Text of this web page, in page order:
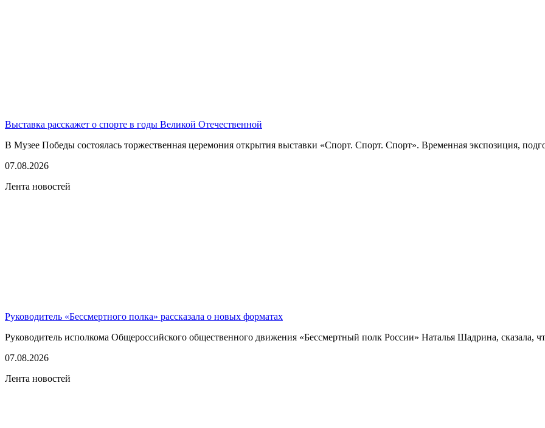
Выставка расскажет о спорте в годы Великой Отечественной
В Музее Победы состоялась торжественная церемония открытия выставки «Спорт. Спорт. Спорт». Временная экспозиция,
07.08.2026
Лента новостей
Руководитель «Бессмертного полка» рассказала о новых форматах
Руководитель исполкома Общероссийского общественного движения «Бессмертный полк России» Наталья Шадрина, сказала,
07.08.2026
Лента новостей